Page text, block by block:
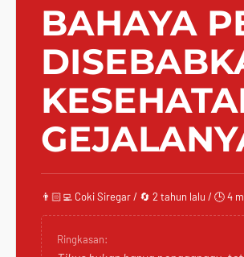
BAHAYA
👨🏻‍💻 Coki Siregar / 🔄 2 tahun lalu / 🕒 4
Ringkasan: